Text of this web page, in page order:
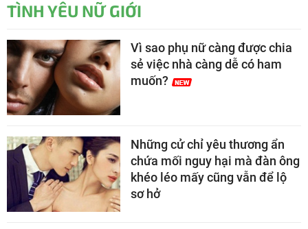
TÌNH YÊU NỮ GIỚI
Vì sao phụ nữ càng được chia
sẻ việc nhà càng dễ có ham
muốn?
Những cử chỉ yêu thương ẩn
chứa mối nguy hại mà đàn ông
khéo léo mấy cũng vẫn để lộ
sơ hở